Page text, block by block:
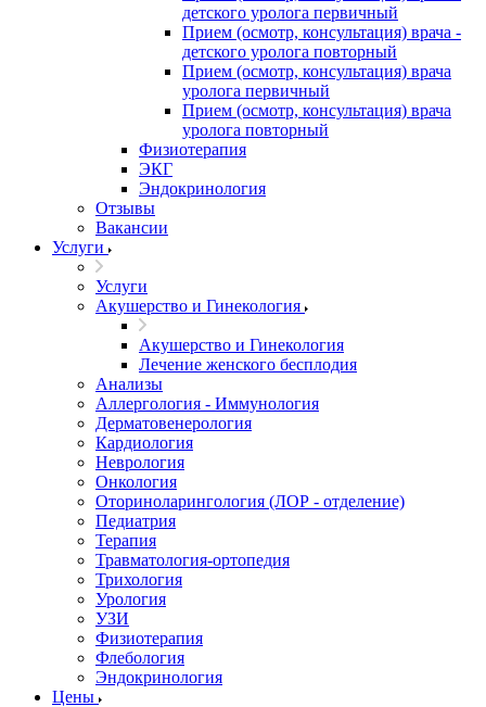
детского уролога первичный
Прием (осмотр, консультация) врача -
детского уролога повторный
Прием (осмотр, консультация) врача
уролога первичный
Прием (осмотр, консультация) врача
уролога повторный
Физиотерапия
ЭКГ
Эндокринология
Отзывы
Вакансии
Услуги
Услуги
Акушерство и Гинекология
Акушерство и Гинекология
Лечение женского бесплодия
Анализы
Аллергология - Иммунология
Дерматовенерология
Кардиология
Неврология
Онкология
Оториноларингология (ЛОР - отделение)
Педиатрия
Терапия
Травматология-ортопедия
Трихология
Урология
УЗИ
Физиотерапия
Флебология
Эндокринология
Цены